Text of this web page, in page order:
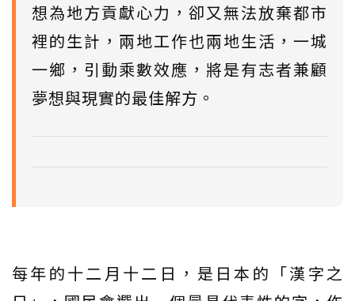
想為地方貢獻心力，卻又無法放棄都市
裡的生計，兩地工作也兩地生活，一城
一鄉，引動乘數效應，將是有志者兼顧
夢想與現實的最佳解方。
每年的十二月十二日，是日本的「漢字之